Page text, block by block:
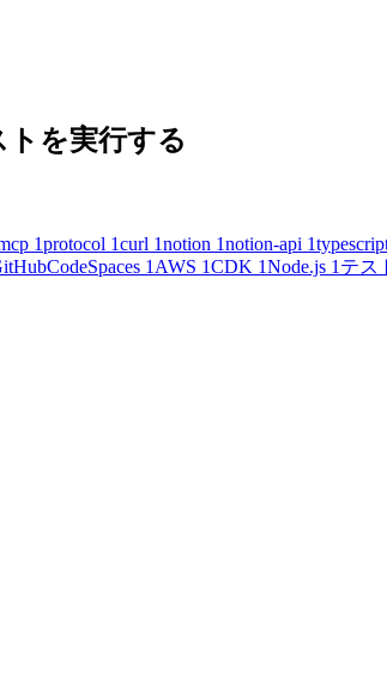
トを実行する
1protocol 1curl 1notion 1notion-api 1
1 AWS 1CDK 1Node.js 1 テス